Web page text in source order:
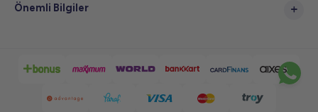
Önemli Bilgiler